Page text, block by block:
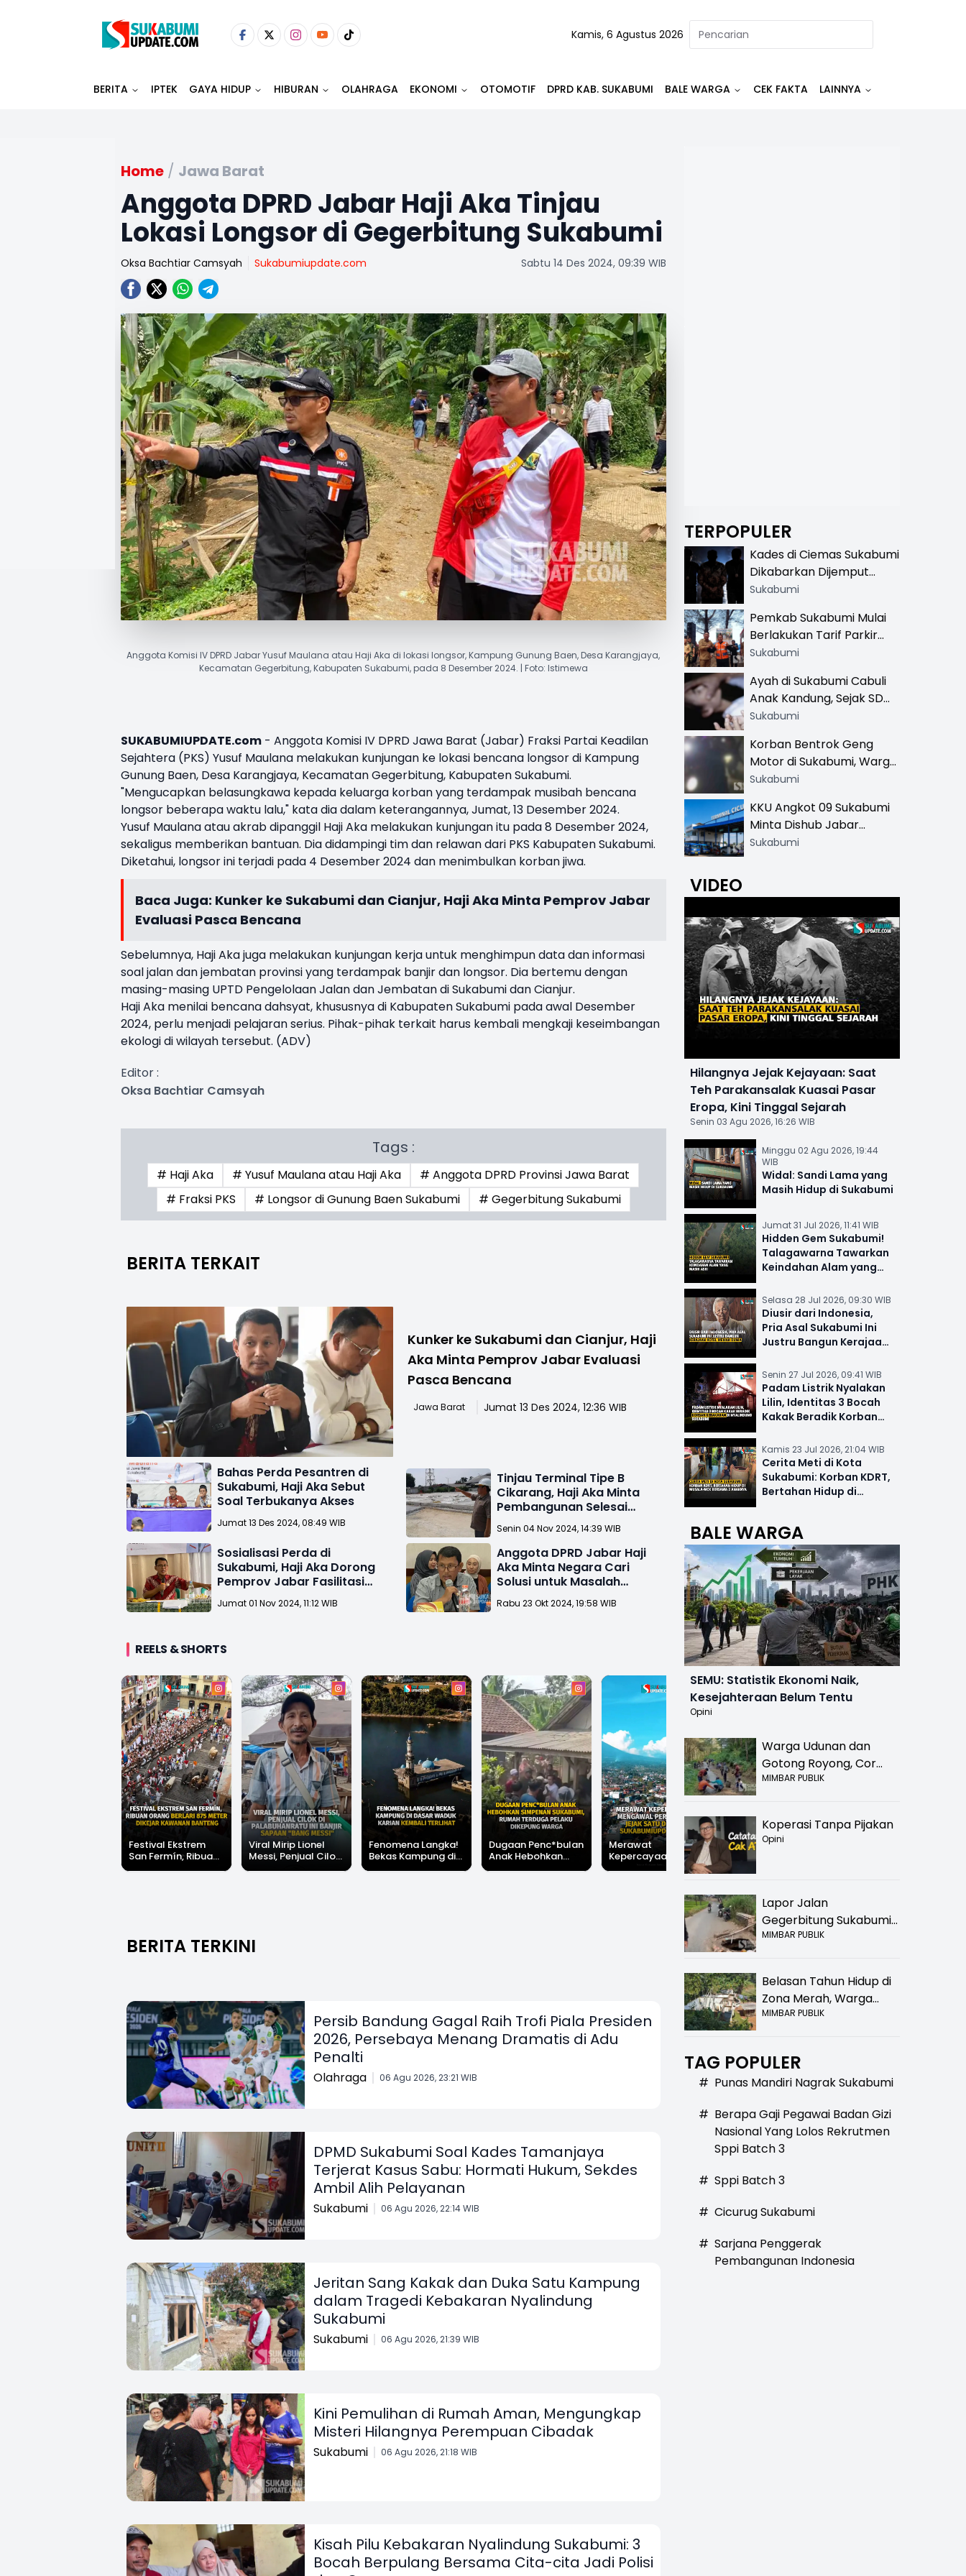
Kamis, 6 Agustus 2026
BERITA IPTEK GAYA HIDUP HIBURAN OLAHRAGA EKONOMI OTOMOTIF DPRD KAB. SUKABUMI BALE WARGA CEK FAKTA LAINNYA
Home / Jawa Barat
Anggota DPRD Jabar Haji Aka Tinjau
Lokasi Longsor di Gegerbitung Sukabumi
Oksa Bachtiar Camsyah Sukabumiupdate.com Sabtu 14 Des 2024, 09:39 WIB
Anggota Komisi IV DPRD Jabar Yusuf Maulana atau Haji Aka di lokasi longsor, Kampung Gunung Baen, Desa Karangjaya,
Kecamatan Gegerbitung, Kabupaten Sukabumi, pada 8 Desember 2024. | Foto: Istimewa
SUKABUMIUPDATE.com - Anggota Komisi IV DPRD Jawa Barat (Jabar) Fraksi Partai Keadilan
Sejahtera (PKS) Yusuf Maulana melakukan kunjungan ke lokasi bencana longsor di Kampung
Gunung Baen, Desa Karangjaya, Kecamatan Gegerbitung, Kabupaten Sukabumi.
"Mengucapkan belasungkawa kepada keluarga korban yang terdampak musibah bencana
longsor beberapa waktu lalu," kata dia dalam keterangannya, Jumat, 13 Desember 2024.
Yusuf Maulana atau akrab dipanggil Haji Aka melakukan kunjungan itu pada 8 Desember 2024,
sekaligus memberikan bantuan. Dia didampingi tim dan relawan dari PKS Kabupaten Sukabumi.
Diketahui, longsor ini terjadi pada 4 Desember 2024 dan menimbulkan korban jiwa.
Baca Juga: Kunker ke Sukabumi dan Cianjur, Haji Aka Minta Pemprov Jabar
Evaluasi Pasca Bencana
Sebelumnya, Haji Aka juga melakukan kunjungan kerja untuk menghimpun data dan informasi
soal jalan dan jembatan provinsi yang terdampak banjir dan longsor. Dia bertemu dengan
masing-masing UPTD Pengelolaan Jalan dan Jembatan di Sukabumi dan Cianjur.
Haji Aka menilai bencana dahsyat, khususnya di Kabupaten Sukabumi pada awal Desember
2024, perlu menjadi pelajaran serius. Pihak-pihak terkait harus kembali mengkaji keseimbangan
ekologi di wilayah tersebut. (ADV)
Editor :
Oksa Bachtiar Camsyah
Tags :
# Haji Aka # Yusuf Maulana atau Haji Aka
# Anggota DPRD Provinsi Jawa Barat
# Fraksi PKS
# Longsor di Gunung Baen Sukabumi # Gegerbitung Sukabumi
BERITA TERKAIT
Kunker ke Sukabumi dan Cianjur, Haji
Aka Minta Pemprov Jabar Evaluasi
Pasca Bencana
Jawa Barat Jumat 13 Des 2024, 12:36 WIB
Bahas Perda Pesantren di
Sukabumi, Haji Aka Sebut
Soal Terbukanya Akses
Jumat 13 Des 2024, 08:49 WIB
Tinjau Terminal Tipe B
Cikarang, Haji Aka Minta
Pembangunan Selesai
Tepat Waktu
Senin 04 Nov 2024, 14:39 WIB
Sosialisasi Perda di
Sukabumi, Haji Aka Dorong
Pemprov Jabar Fasilitasi
Kebutuhan Pesantren
Jumat 01 Nov 2024, 11:12 WIB
Anggota DPRD Jabar Haji
Aka Minta Negara Cari
Solusi untuk Masalah
Gurandil di Sukabumi
Rabu 23 Okt 2024, 19:58 WIB
REELS & SHORTS
Festival Ekstrem
San Fermín, Ribuan
Orang Berlari 875
Viral Mirip Lionel
Messi, Penjual Cilok
di Palabuhanratu Ini
Fenomena Langka!
Bekas Kampung di
Dasar Waduk Karian
Dugaan Penc*bulan
Anak Hebohkan
Simpenan
Merawat
Kepercayaan,
Mengawal
Sukabumiupdate.com
Hilangnya Jejak
Kejayaan: Saat Teh
Parakansalak
BERITA TERKINI
Persib Bandung Gagal Raih Trofi Piala Presiden
2026, Persebaya Menang Dramatis di Adu
Penalti
Olahraga 06 Agu 2026, 23:21 WIB
DPMD Sukabumi Soal Kades Tamanjaya
Terjerat Kasus Sabu: Hormati Hukum, Sekdes
Ambil Alih Pelayanan
Sukabumi 06 Agu 2026, 22:14 WIB
Jeritan Sang Kakak dan Duka Satu Kampung
dalam Tragedi Kebakaran Nyalindung
Sukabumi
Sukabumi 06 Agu 2026, 21:39 WIB
Kini Pemulihan di Rumah Aman, Mengungkap
Misteri Hilangnya Perempuan Cibadak
Sukabumi 06 Agu 2026, 21:18 WIB
Kisah Pilu Kebakaran Nyalindung Sukabumi: 3
Bocah Berpulang Bersama Cita-cita Jadi Polisi
TERPOPULER
Kades di Ciemas Sukabumi
Dikabarkan Dijemput
Satnarkoba, Polisi
Sukabumi
Pemkab Sukabumi Mulai
Berlakukan Tarif Parkir
Resmi di 13 Lokasi Wisata,
Khusus
Sukabumi
Ayah di Sukabumi Cabuli
Anak Kandung, Sejak SD
Hingga SMA
Sukabumi
Korban Bentrok Geng
Motor di Sukabumi, Warga
dan Sopir Tangki
Sukabumi
KKU Angkot 09 Sukabumi
Minta Dishub Jabar
Tertibkan Trayek Ciawi-
Sukabumi
VIDEO
Hilangnya Jejak Kejayaan: Saat
Teh Parakansalak Kuasai Pasar
Eropa, Kini Tinggal Sejarah
Senin 03 Agu 2026, 16:26 WIB
Minggu 02 Agu 2026, 19:44
WIB
Widal: Sandi Lama yang
Masih Hidup di Sukabumi
Jumat 31 Jul 2026, 11:41 WIB
Hidden Gem Sukabumi!
Talagawarna Tawarkan
Keindahan Alam yang
Selasa 28 Jul 2026, 09:30 WIB
Diusir dari Indonesia,
Pria Asal Sukabumi Ini
Justru Bangun Kerajaan
Senin 27 Jul 2026, 09:41 WIB
Padam Listrik Nyalakan
Lilin, Identitas 3 Bocah
Kakak Beradik Korban
Kamis 23 Jul 2026, 21:04 WIB
Cerita Meti di Kota
Sukabumi: Korban KDRT,
Bertahan Hidup di
BALE WARGA
SEMU: Statistik Ekonomi Naik,
Kesejahteraan Belum Tentu
Opini
Warga Udunan dan
Gotong Royong, Cor
Jalan Hancur di
MIMBAR PUBLIK
Koperasi Tanpa Pijakan
Opini
Lapor Jalan
Gegerbitung Sukabumi
Bolong! Bahaya Bagi
MIMBAR PUBLIK
Belasan Tahun Hidup di
Zona Merah, Warga
Kampung Nangewer
Relokasi
MIMBAR PUBLIK
TAG POPULER
# Punas Mandiri Nagrak Sukabumi
# Berapa Gaji Pegawai Badan Gizi
Nasional Yang Lolos Rekrutmen
Sppi Batch 3
# Sppi Batch 3
# Cicurug Sukabumi
# Sarjana Penggerak
Pembangunan Indonesia